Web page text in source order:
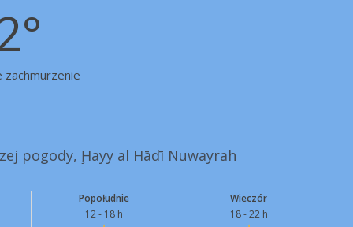
zachmurzenie
pogody, Ḩayy al Hādī Nuwayrah
Popołudnie
12 - 18 h
Wieczór
18 - 22 h